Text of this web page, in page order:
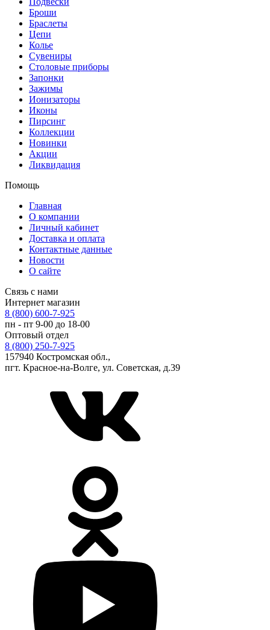
Броши
Браслеты
Цепи
Колье
Сувениры
Столовые приборы
Запонки
Зажимы
Ионизаторы
Иконы
Пирсинг
Коллекции
Новинки
Акции
Ликвидация
Помощь
Главная
О компании
Личный кабинет
Доставка и оплата
Контактные данные
Новости
О сайте
Связь с нами
Интернет магазин
8 (800) 600-7-925
пн - пт 9-00 до 18-00
Оптовый отдел
8 (800) 250-7-925
157940 Костромская обл.,
пгт. Красное-на-Волге, ул. Советская, д.39